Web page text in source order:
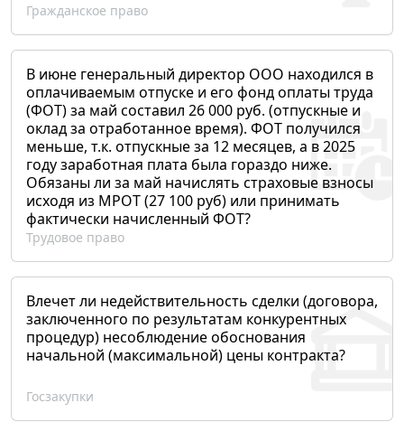
Гражданское право
В июне генеральный директор ООО находился в
оплачиваемым отпуске и его фонд оплаты труда
(ФОТ) за май составил 26 000 руб. (отпускные и
оклад за отработанное время). ФОТ получился
меньше, т.к. отпускные за 12 месяцев, а в 2025
году заработная плата была гораздо ниже.
Обязаны ли за май начислять страховые взносы
исходя из МРОТ (27 100 руб) или принимать
фактически начисленный ФОТ?
Трудовое право
Влечет ли недействительность сделки (договора,
заключенного по результатам конкурентных
процедур) несоблюдение обоснования
начальной (максимальной) цены контракта?
Госзакупки